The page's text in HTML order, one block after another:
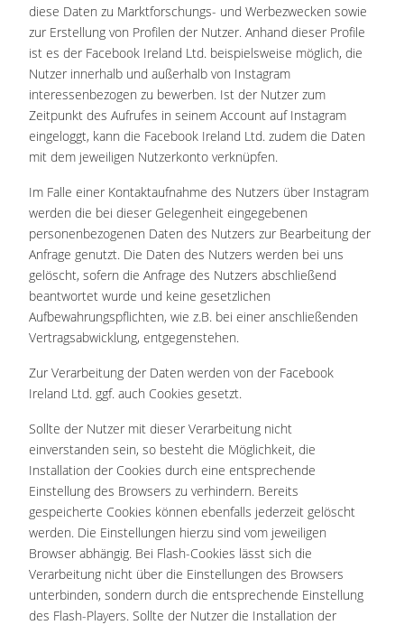
diese Daten zu Marktforschungs- und Werbezwecken sowie
zur Erstellung von Profilen der Nutzer. Anhand dieser Profile
ist es der Facebook Ireland Ltd. beispielsweise möglich, die
Nutzer innerhalb und außerhalb von Instagram
interessenbezogen zu bewerben. Ist der Nutzer zum
Zeitpunkt des Aufrufes in seinem Account auf Instagram
eingeloggt, kann die Facebook Ireland Ltd. zudem die Daten
mit dem jeweiligen Nutzerkonto verknüpfen.
Im Falle einer Kontaktaufnahme des Nutzers über Instagram
werden die bei dieser Gelegenheit eingegebenen
personenbezogenen Daten des Nutzers zur Bearbeitung der
Anfrage genutzt. Die Daten des Nutzers werden bei uns
gelöscht, sofern die Anfrage des Nutzers abschließend
beantwortet wurde und keine gesetzlichen
Aufbewahrungspflichten, wie z.B. bei einer anschließenden
Vertragsabwicklung, entgegenstehen.
Zur Verarbeitung der Daten werden von der Facebook
Ireland Ltd. ggf. auch Cookies gesetzt.
Sollte der Nutzer mit dieser Verarbeitung nicht
einverstanden sein, so besteht die Möglichkeit, die
Installation der Cookies durch eine entsprechende
Einstellung des Browsers zu verhindern. Bereits
gespeicherte Cookies können ebenfalls jederzeit gelöscht
werden. Die Einstellungen hierzu sind vom jeweiligen
Browser abhängig. Bei Flash-Cookies lässt sich die
Verarbeitung nicht über die Einstellungen des Browsers
unterbinden, sondern durch die entsprechende Einstellung
des Flash-Players. Sollte der Nutzer die Installation der